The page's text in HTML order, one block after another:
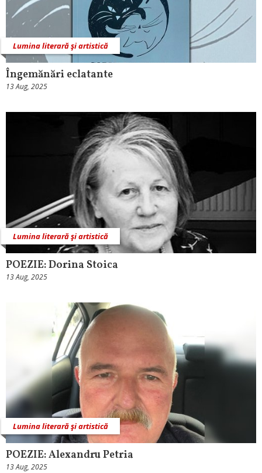
Lumina literară şi artistică
Îngemănări eclatante
13 Aug, 2025
Lumina literară şi artistică
POEZIE: Dorina Stoica
13 Aug, 2025
Lumina literară şi artistică
POEZIE: Alexandru Petria
13 Aug, 2025